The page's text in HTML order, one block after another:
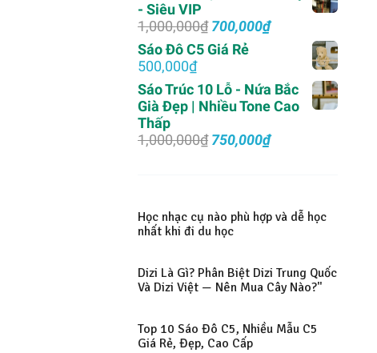
1,200,000₫.
là:
- Siêu VIP
1,000,000₫ Giá
gốc
là:
700,000₫Giá
700,000₫.
Sáo Đô C5 Giá Rẻ
500,000₫
Sáo Trúc 10 Lỗ - Nứa Bắc
Già Đẹp | Nhiều Tone Cao
Thấp
1,000,000₫ Giá
750,000₫Giá
750,000₫.
Học nhạc cụ nào phù hợp và dễ học
nhất khi đi du học
Dizi Là Gì? Phân Biệt Dizi Trung Quốc
Và Dizi Việt — Nên Mua Cây Nào?"
Top 10 Sáo Đô C5, Nhiều Mẫu C5
Giá Rẻ, Đẹp, Cao Cấp